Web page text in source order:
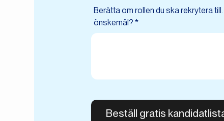
Berätta om rollen du ska rekrytera
önskemål? *